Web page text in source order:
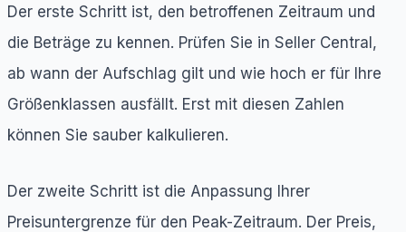
Der erste Schritt ist, den betroffenen Zeitraum und
die Beträge zu kennen. Prüfen Sie in Seller Central,
ab wann der Aufschlag gilt und wie hoch er für Ihre
Größenklassen ausfällt. Erst mit diesen Zahlen
können Sie sauber kalkulieren.
Der zweite Schritt ist die Anpassung Ihrer
Preisuntergrenze für den Peak-Zeitraum. Der Preis,